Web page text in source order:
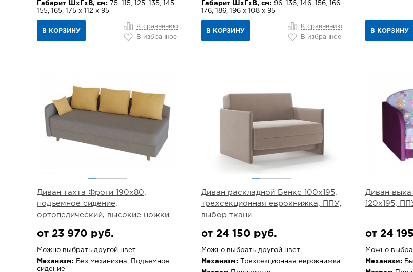
Габарит ШхГхВ, см: 75, 115, 125, 135, 145,
155, 165, 175 х 112 х 95
В КОРЗИНУ
К сравнению
В избранное
Габарит ШхГхВ, см: 96, 136, 146, 156, 166,
176, 186, 196 х 108 х 95
В КОРЗИНУ
К сравнению
В избранное
В КОРЗИНУ
Диван тахта Фроги 190х80,
подъемное сидение,
ортопедический, высокие ножки
от 23 970 руб.
Можно выбрать другой цвет
Механизм: Без механизма, Подъемное
сидение
Диван раскладной Бенкс 100х195,
трехсекционная еврокнижка, ППУ,
выбор ткани
от 24 150 руб.
Можно выбрать другой цвет
Механизм: Трехсекционная еврокнижка
Диван
120х195,
от 24
Можно
Механизм: